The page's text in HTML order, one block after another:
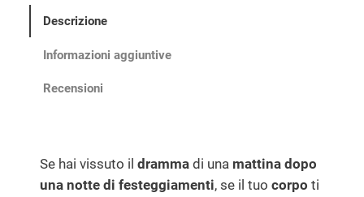
,
.
€
a
Descrizione
Informazioni aggiuntive
Recensioni
Se hai vissuto il drammadi una mattina dopo
una notte di festeggiamenti, se il tuo corpo ti